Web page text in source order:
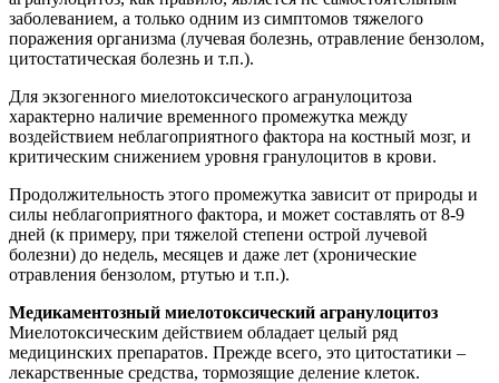
заболеванием, а только одним из симптомов тяжелого
поражения организма (лучевая болезнь, отравление бензолом,
цитостатическая болезнь и т.п.).
Для экзогенного миелотоксического агранулоцитоза
характерно наличие временного промежутка между
воздействием неблагоприятного фактора на костный мозг, и
критическим снижением уровня гранулоцитов в крови.
Продолжительность этого промежутка зависит от природы и
силы неблагоприятного фактора, и может составлять от 8-9
дней (к примеру, при тяжелой степени острой лучевой
болезни) до недель, месяцев и даже лет (хронические
отравления бензолом, ртутью и т.п.).
Медикаментозный миелотоксический агранулоцитоз
Миелотоксическим действием обладает целый ряд
медицинских препаратов. Прежде всего, это цитостатики –
лекарственные средства, тормозящие деление клеток.